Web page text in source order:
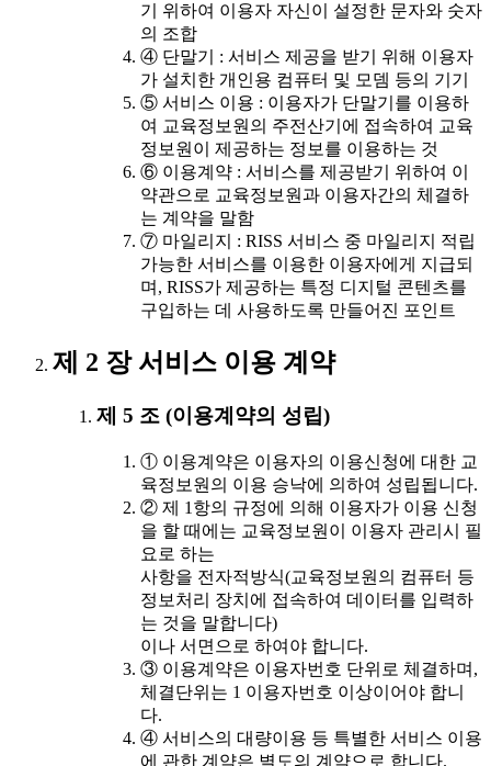
기 위하여 이용자 자신이 설정한 문자와 숫자
의 조합
④ 단말기 : 서비스 제공을 받기 위해 이용자
가 설치한 개인용 컴퓨터 및 모뎀 등의 기기
⑤ 서비스 이용 : 이용자가 단말기를 이용하
여 교육정보원의 주전산기에 접속하여 교육
정보원이 제공하는 정보를 이용하는 것
⑥ 이용계약 : 서비스를 제공받기 위하여 이
약관으로 교육정보원과 이용자간의 체결하
는 계약을 말함
⑦ 마일리지 : RISS 서비스 중 마일리지 적립
가능한 서비스를 이용한 이용자에게 지급되
며, RISS가 제공하는 특정 디지털 콘텐츠를
구입하는 데 사용하도록 만들어진 포인트
제 2 장 서비스 이용 계약
제 5 조 (이용계약의 성립)
① 이용계약은 이용자의 이용신청에 대한 교
육정보원의 이용 승낙에 의하여 성립됩니다.
② 제 1항의 규정에 의해 이용자가 이용 신청
을 할 때에는 교육정보원이 이용자 관리시 필
요로 하는
사항을 전자적방식(교육정보원의 컴퓨터 등
정보처리 장치에 접속하여 데이터를 입력하
는 것을 말합니다)
이나 서면으로 하여야 합니다.
③ 이용계약은 이용자번호 단위로 체결하며,
체결단위는 1 이용자번호 이상이어야 합니
다.
④ 서비스의 대량이용 등 특별한 서비스 이용
에 관한 계약은 별도의 계약으로 합니다.